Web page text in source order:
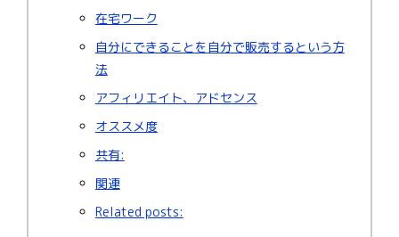
在宅ワーク
自分にできることを自分で販売するという方
法
アフィリエイト、アドセンス
オススメ度
共有:
関連
Related posts: